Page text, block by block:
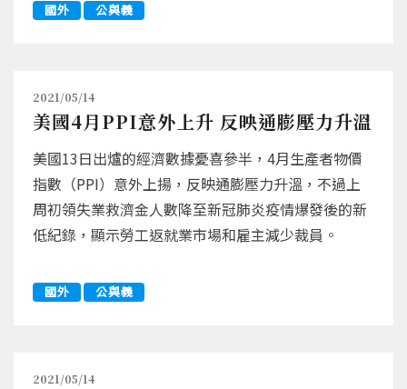
國外 公與義
2021/05/14
美國4月PPI意外上升 反映通膨壓力升溫
美國13日出爐的經濟數據憂喜參半，4月生產者物價
指數（PPI）意外上揚，反映通膨壓力升溫，不過上
周初領失業救濟金人數降至新冠肺炎疫情爆發後的新
低紀錄，顯示勞工返就業市場和雇主減少裁員。
國外 公與義
2021/05/14